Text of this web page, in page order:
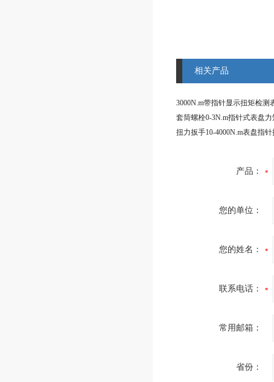
相关产品
产品：
您的单位：
您的姓名：
联系电话：
常用邮箱：
省份：